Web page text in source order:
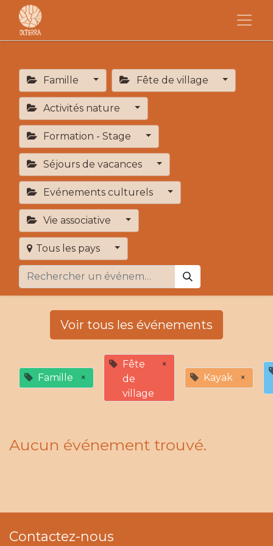
Famille Fête de village
Activités nature
Formation - Stage
Séjours de vacances
Evénements culturels
Vie associative
Tous les pays
Voir tous les événements
Famille ×
Fête
de
village
×
Kayak
×
Aucun événement trouvé.
Contactez-nous